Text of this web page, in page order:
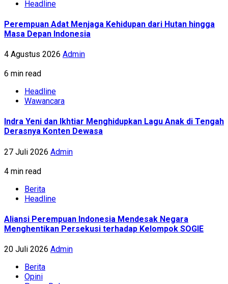
Headline
Perempuan Adat Menjaga Kehidupan dari Hutan hingga
Masa Depan Indonesia
4 Agustus 2026 Admin
6 min read
Headline
Wawancara
Indra Yeni dan Ikhtiar Menghidupkan Lagu Anak di Tengah
Derasnya Konten Dewasa
27 Juli 2026 Admin
4 min read
Berita
Headline
Aliansi Perempuan Indonesia Mendesak Negara
Menghentikan Persekusi terhadap Kelompok SOGIE
20 Juli 2026 Admin
Berita
Opini